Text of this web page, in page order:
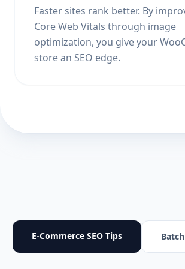
Faster sites rank better. By
Core Web Vitals through image
optimization, you give your
store an SEO edge.
E-Commerce SEO Tips